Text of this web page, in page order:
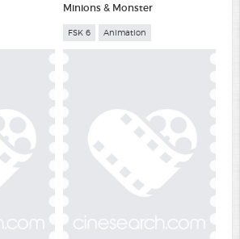
Minions & Monster
FSK 6 Animation